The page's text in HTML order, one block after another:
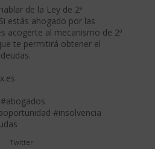
de la Ley de 2ª
estás ahogado por las
acogerte al mecanismo de 2ª
te permitirá obtener el
#abogados
#insolvencia
Twitter